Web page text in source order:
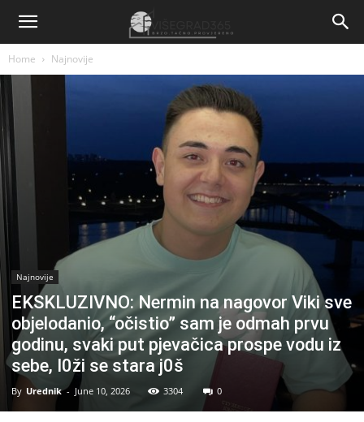
Home Najnovije
Najnovije
EKSKLUZIVNO: Nermin na nagovor Viki sve
objelodanio, “očistio” sam je odmah prvu
godinu, svaki put pjevačica prospe vodu iz
sebe, I0ži se stara j0š
By Urednik - June 10, 2026 3304 0